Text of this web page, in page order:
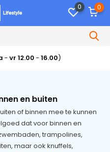
0 0
- vr 12.00 - 16.00)
en buiten
of binnen mee te kunnen
dat voor binnen en
trampolines,
maar ook knuffels,